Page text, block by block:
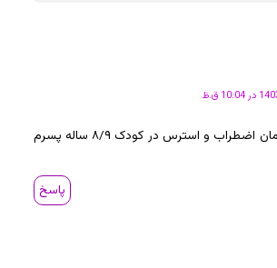
؟سلام دکتر جان درمان اضطراب و استرس در کودک ۸/۹ ساله پسرم
پاسخ